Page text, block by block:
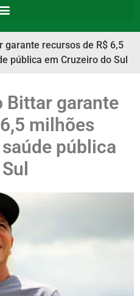
garante recursos de R$ 6,5
pública em Cruzeiro do Sul
Bittar garante
milhões
pública